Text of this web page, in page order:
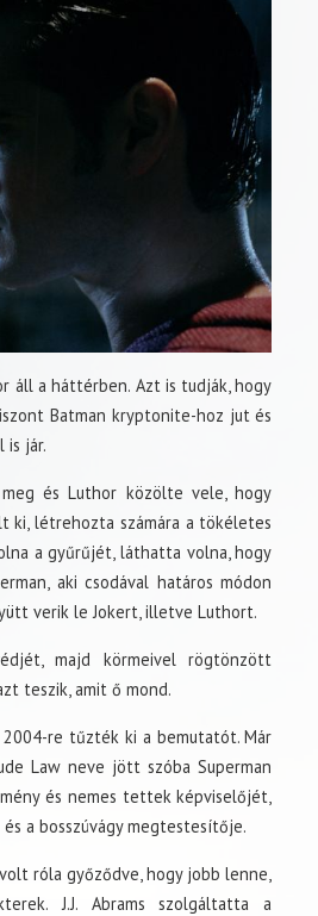
áll a háttérben. Azt is tudják, hogy
Batman kryptonite-hoz jut és
is jár.
és Luthor közölte vele, hogy
ki, létrehozta számára a tökéletes
a gyűrűjét, láthatta volna, hogy
aki csodával határos módon
verik le Jokert, illetve Luthort.
majd körmeivel rögtönzött
teszik, amit ő mond.
re tűzték ki a bemutatót. Már
Law neve jött szóba Superman
és nemes tettek képviselőjét,
a bosszúvágy megtestesítője.
róla győződve, hogy jobb lenne,
J.J. Abrams szolgáltatta a